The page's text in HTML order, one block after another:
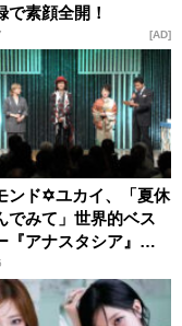
で素顔全開！
AD
ンド✡ユカイ、「夏休
でみて」世界的ベス
『アナスタシア』を